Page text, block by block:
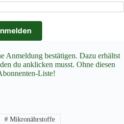
Anmeldung bestätigen. Dazu erhältst
du anklicken musst. Ohne diesen
Liste!
#Mikronährstoffe